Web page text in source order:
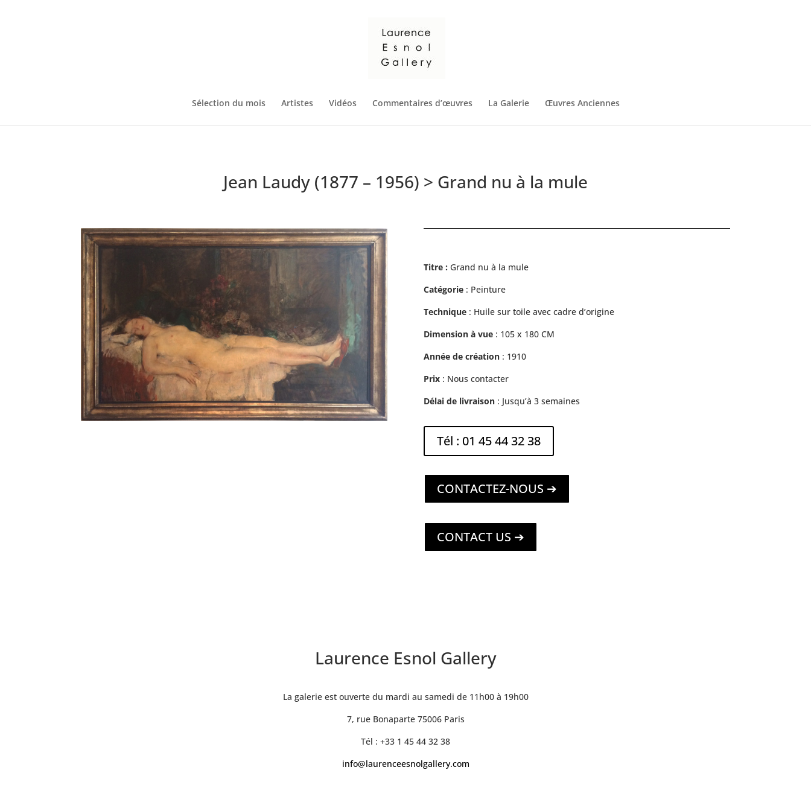
Sélection du mois Artistes Vidéos Commentaires d’œuvres La Galerie Œuvres Anciennes
Jean Laudy (1877 – 1956) > Grand nu à la mule
Titre : Grand nu à la mule
Catégorie: Peinture
Technique : Huile sur toile avec cadre d’origine
Dimension à vue: 105 x 180 CM
Année de création: 1910
Prix: Nous contacter
Délai de livraison: Jusqu’à 3 semaines
Tél : 01 45 44 32 38
CONTACTEZ-NOUS ➔
CONTACT US ➔
Laurence Esnol Gallery
La galerie est ouverte du mardi au samedi de 11h00 à 19h00
7, rue Bonaparte 75006 Paris
Tél : +33 1 45 44 32 38
info@laurenceesnolgallery.com